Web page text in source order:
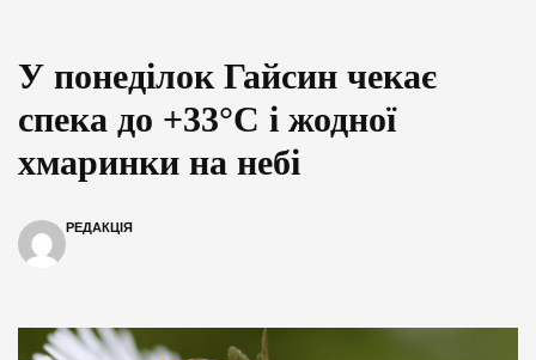
У понеділок Гайсин чекає
спека до +33°C і жодної
хмаринки на небі
РЕДАКЦІЯ